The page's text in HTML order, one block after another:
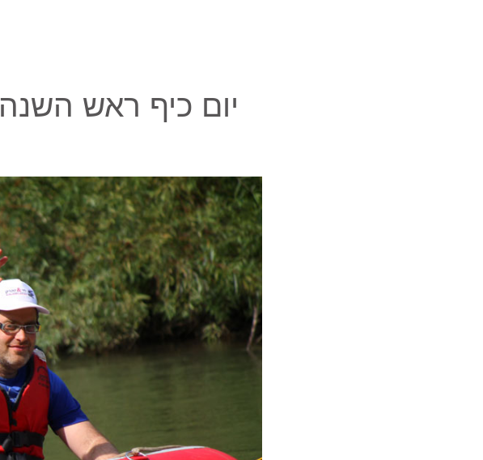
יום כיף ראש השנה 2013 – ראפטינג בירדן